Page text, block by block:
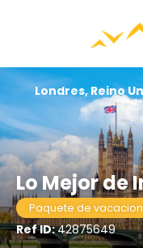
Lo Mejor de
Paquete de
Ref ID:42875649
Londres, Reino